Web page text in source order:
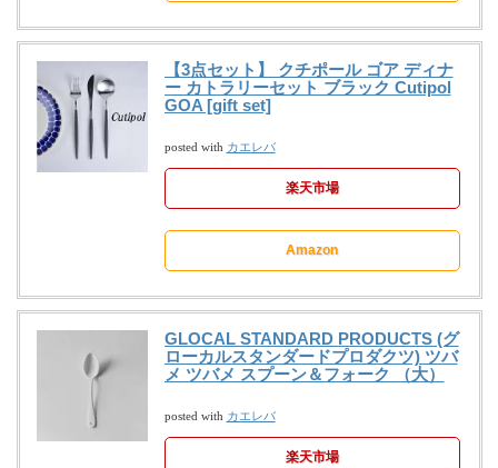
【3点セット】 クチポール ゴア ディナ
ー カトラリーセット ブラック Cutipol
GOA [gift set]
posted with カエレバ
楽天市場
Amazon
GLOCAL STANDARD PRODUCTS (グ
ローカルスタンダードプロダクツ) ツバ
メ ツバメ スプーン＆フォーク （大）
posted with カエレバ
楽天市場